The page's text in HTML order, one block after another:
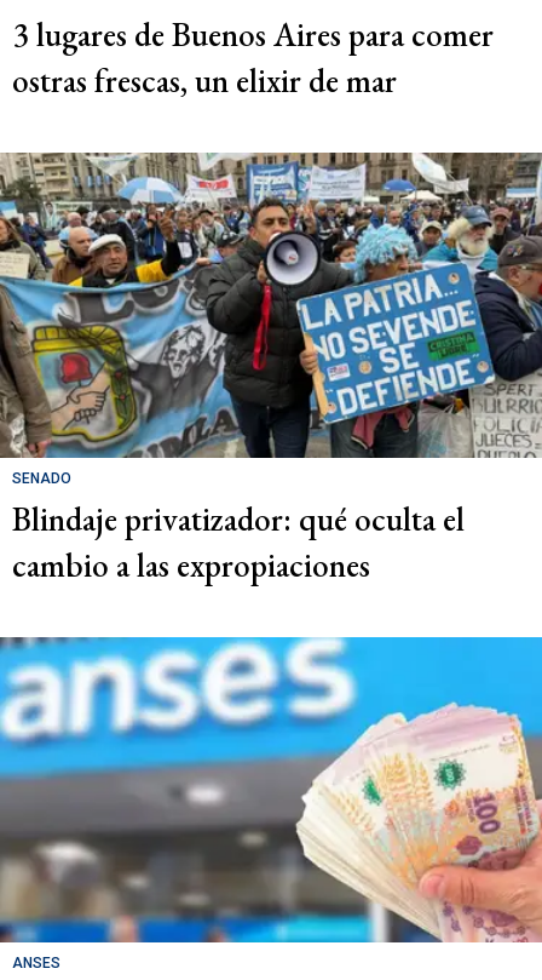
3 lugares de Buenos Aires para comer
ostras frescas, un elixir de mar
SENADO
Blindaje privatizador: qué oculta el
cambio a las expropiaciones
ANSES